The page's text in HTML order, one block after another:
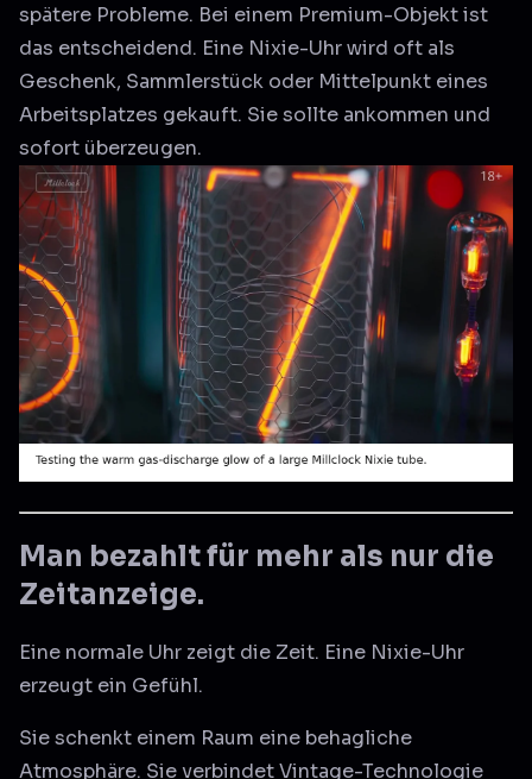
spätere Probleme. Bei einem Premium-Objekt ist
das entscheidend. Eine Nixie-Uhr wird oft als
Geschenk, Sammlerstück oder Mittelpunkt eines
Arbeitsplatzes gekauft. Sie sollte ankommen und
sofort überzeugen.
Man bezahlt für mehr als nur die
Zeitanzeige.
Eine normale Uhr zeigt die Zeit. Eine Nixie-Uhr
erzeugt ein Gefühl.
Sie schenkt einem Raum eine behagliche
Atmosphäre. Sie verbindet Vintage-Technologie